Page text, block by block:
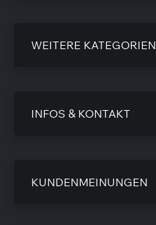
WEITERE KATEGORIEN
INFOS & KONTAKT
KUNDENMEINUNGEN